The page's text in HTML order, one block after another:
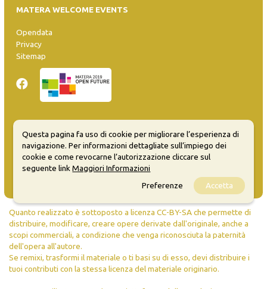
MATERA WELCOME EVENTS
Opendata
Privacy
Sitemap
Inserisci evento
Guida
FAQ
info@materaevents.it
Quanto realizzato è sottoposto a licenza CC-BY-SA che permette di
distribuire, modificare, creare opere derivate dall'originale, anche a
scopi commerciali, a condizione che venga riconosciuta la paternità
dell'opera all'autore.
Se remixi, trasformi il materiale o ti basi su di esso, devi distribuire i
tuoi contributi con la stessa licenza del materiale originario.
Questa pagina fa uso di cookie per migliorare l’esperienza di
navigazione. Per informazioni dettagliate sull’impiego dei
cookie e come revocarne l’autorizzazione cliccare sul
seguente linkMaggiori Informazioni
Preferenze
Accetta